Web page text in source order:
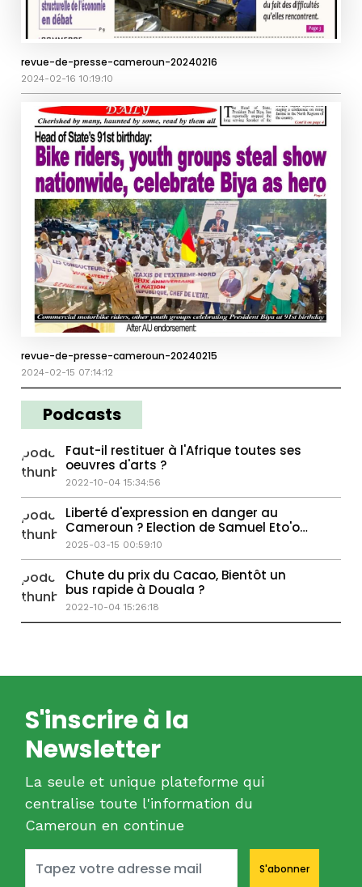
revue-de-presse-cameroun-20240216
2024-02-16 10:19:10
revue-de-presse-cameroun-20240215
2024-02-15 07:14:12
Podcasts
Faut-il restituer à l'Afrique toutes ses
oeuvres d'arts ?
2022-10-04 15:34:56
Liberté d'expression en danger au
Cameroun ? Election de Samuel Eto'o
au COMEX de la CAF
2025-03-15 00:59:10
Chute du prix du Cacao, Bientôt un
bus rapide à Douala ?
2022-10-04 15:26:18
S'inscrire à la
Newsletter
La seule et unique plateforme qui
centralise toute l'information du
Cameroun en continue
S'abonner